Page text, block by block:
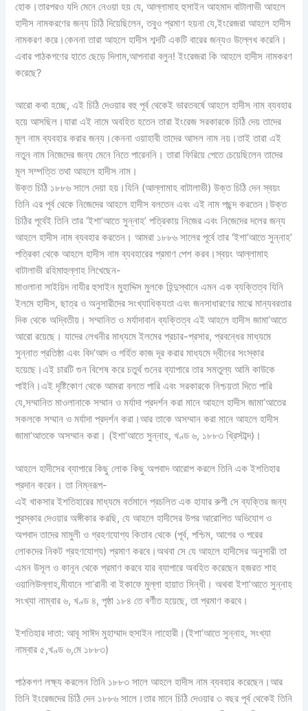
হোক।তারপরও যদি মেনে নেওয়া হয় যে, আল্লামাহ হুসাইন আহমাদ বাটালাভী আহলে
হাদীস নামকরণের জন্য চিঠি দিয়েছিলেন, তবুও প্রমাণ হয়না যে,ইংরেজরা আহলে হাদীস
নামকরণ করে।কেননা তারা আহলে হাদীস শব্দটি একটি বারের জন্যও উল্লেখ করেনি।
এবার পাঠকগণের হাতে ছেড়ে দিলাম,আপনারা বলুন! ইংরেজরা কি আহলে হাদীস নামকরণ
করেছে?
আরো কথা হচ্ছে, এই চিঠি দেওয়ার বহু পূর্ব থেকেই ভারতবর্ষে আহলে হাদীস নাম ব্যবহার
হয়ে আসছিল।যারা এই নামে অবহিত হতেন তারা ইংরেজ সরকারকে চিঠি দেয় তাদের
মূল নাম ব্যবহার করার জন্য।কেননা ওয়াহাবী তাদের আসল নাম নয়।তাই তারা এই
নতুন নাম নিজেদের জন্য মেনে নিতে পারেননি। তারা ফিরিয়ে পেতে চেয়েছিলেন তাদের
মূল সম্পত্তি তথা আহলে হাদীস নাম।
উক্ত চিঠি ১৮৮৬ সালে দেয়া হয়।যিনি (আল্লামাহ বাটালাভী) উক্ত চিঠি দেন স্বয়ং
তিনি এর পূর্ব থেকে নিজেদের আহলে হাদীস বলতেন এবং এই নাম পছন্দ করতেন।উক্ত
চিঠির পূর্বেই তিনি তার ‘ইশা’আতে সুন্নাহ’ পত্রিকায় নিজের এবং নিজেদের দলের জন্য
আহলে হাদীস নাম ব্যবহার করতেন। আমরা ১৮৮৬ সালের পূর্বে তার ‘ইশা’আতে সুন্নাহ’
পত্রিকা থেকে আহলে হাদীস নাম ব্যবহারের প্রমাণ পেশ করব।স্বয়ং আল্লামাহ
বাটালাভী রহিমাহুল্লাহ লিখেছেন-
মাওলানা সাইয়িদ নাযীর হুসাইন মুহাদ্দিস মুলকে হিন্দুস্থানে এমন এক ব্যক্তিত্ব যিনি
ইলমে হাদীস, ছাত্র ও অনুসারীদের সংখ্যাধিক্যতা এবং জনসাধারণের মাঝে মান্যবরতার
দিক থেকে অদ্বিতীয়। সম্মানিত ও মর্যাদাবান ব্যক্তিত্ব এই আহলে হাদীস জামা’আতে
আরো রয়েছে। যাদের লেখনীর মাধ্যমে ইলমের প্রচার-প্রসার, প্রবন্ধের মাধ্যমে
সুন্নাত প্রতিষ্ঠা এবং বিদ’আদ ও গর্হিত কাজ দূর করার মাধ্যমে দ্বীনের সংস্কার
হয়েছে।এই চারটি গুন বিশেষ করে চতুর্থ গুনের ব্যাপারে তার সমতুল্য আমি কাউকে
পাইনি।এই দৃষ্টিকোণ থেকে আমরা বলতে পারি এবং সরকারকে নিশ্চয়তা দিতে পারি
যে,সম্মানিত মাওলানাকে সম্মান ও মর্যাদা প্রদর্শন করা মানে আহলে হাদীস জামা’আতের
সকলকে সম্মান ও মর্যাদা প্রদর্শন করা।আর তাকে অসম্মান করা মানে আহলে হাদীস
জামা’আতকে অসম্মান করা। (ইশা’আতে সুন্নাহ, খণ্ড ৬, ১৮৮৩ খ্রিস্টাব্দ)।
আহলে হাদীসের ব্যাপারে কিছু লোক কিছু অপবাদ আরোপ করলে তিনি এক ইশতিহার
প্রদান করেন। তা নিম্নরূপ-
এই খাকসার ইশতিহারের মাধ্যমে বর্তমানে প্রচলিত এক হাযার রুপী সে ব্যক্তির জন্য
পুরস্কার দেওয়ার অঙ্গীকার করছি, যে আহলে হাদীসের উপর আরোপিত অভিযোগ ও
অপবাদ তাদের মামুলী ও গ্রহণযোগ্য কিতাব থেকে (পূর্ব, পশ্চিম, আগের ও পরের
লোকদের নিকট গ্রহণযোগ্য) প্রমাণ করবে।অথবা সে যে আহলে হাদীসের অনুসারী তা
এমন উসূল ও কানূন থেকে প্রমাণ করবে যার ব্যাপারে অবহিত করেছেন হজরত শাহ
ওয়ালিউল্লাহ,মীযানে শা’রানী বা ইকাফে মুল্লা হায়াত সিন্ধী। অথবা ইশা’আতে সুন্নাহ
সংখ্যা নাম্বার ৬, খণ্ড ৪, পৃষ্ঠা ১৮৪ তে বর্ণীত হয়েছে, তা প্রমাণ করবে।
ইশতিহার দাতা: আবূ সাঈদ মুহাম্মাদ হুসাইন লাহোরী।(ইশা’আতে সুন্নাহ, সংখ্যা
নাম্বার ৫,খণ্ড ৬,মে ১৮৮৩)
পাঠকগণ লক্ষ্য করলেন তিনি ১৮৮৩ সালে আহলে হাদীস নাম ব্যবহার করেছেন।আর
তিনি ইংরেজদের চিঠি দেন ১৮৮৬ সালে।তার মানে চিঠি দেওয়ার ৩ বছর পূর্ব থেকেই তিনি